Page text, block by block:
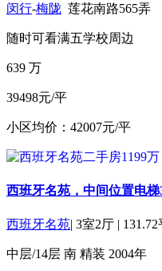
闵行-梅陇 莲花南路565弄
随时可看满五学校周边
639 万
39498元/平
小区均价：42007元/平
西班牙名苑，中间位置电
西班牙名苑| 3室2厅 | 131.72
中层/14层 南 精装 2004年